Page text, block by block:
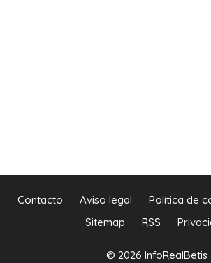
Contacto Aviso legal Política de
Sitemap
RSS
© 2026 InfoRealBetis